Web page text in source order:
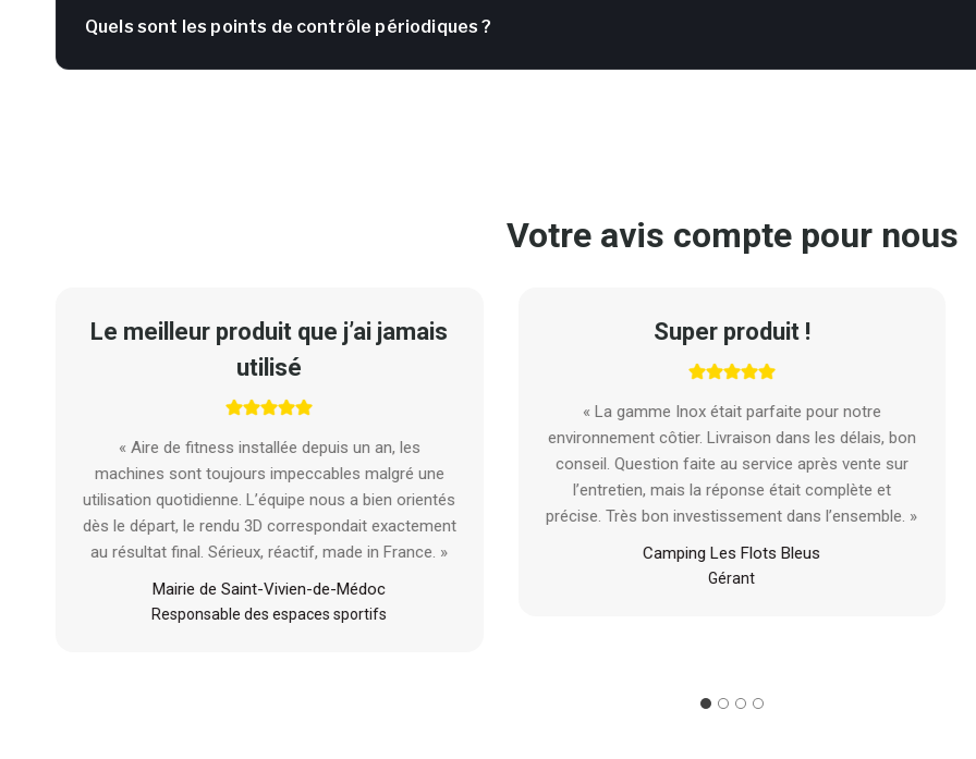
Quels sont les points de contrôle périodiques ?
Votre avis compte pour nous
Le meilleur produit que j’ai jamais
utilisé
« Aire de fitness installée depuis un an, les
machines sont toujours impeccables malgré une
utilisation quotidienne. L’équipe nous a bien orientés
dès le départ, le rendu 3D correspondait exactement
au résultat final. Sérieux, réactif, made in France. »
Mairie de Saint-Vivien-de-Médoc
Responsable des espaces sportifs
Super produit !
« La gamme Inox était parfaite pour notre
environnement côtier. Livraison dans les délais, bon
conseil. Question faite au service après vente sur
l’entretien, mais la réponse était complète et
précise. Très bon investissement dans l’ensemble. »
Camping Les Flots Bleus
Gérant